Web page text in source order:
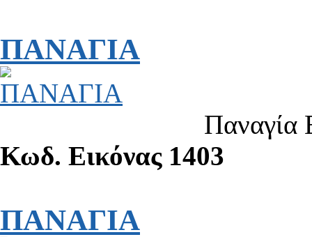
ΠΑΝΑΓΙΑ
Παναγία
Κωδ. Εικόνας 1403
ΠΑΝΑΓΙΑ